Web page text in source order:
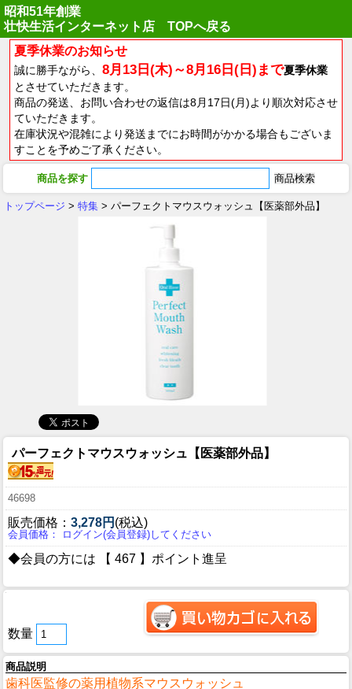
昭和51年創業
壮快生活インターネット店 TOPへ戻る
夏季休業のお知らせ
誠に勝手ながら、 8月13日(木)～8月16日(日)まで夏季休業
とさせていただきます。
商品の発送、お問い合わせの返信は8月17日(月)より順次対応させ
ていただきます。
在庫状況や混雑により発送までにお時間がかかる場合もございま
すことを予めご了承ください。
商品を探す
トップページ > 特集 > パーフェクトマウスウォッシュ【医薬部外品】
パーフェクトマウスウォッシュ【医薬部外品】
46698
販売価格： 3,278円 (税込)
会員価格： ログイン(会員登録)してください
◆会員の方には 【 467 】ポイント進呈
数量
商品説明
歯科医監修の薬用植物系マウスウォッシュ